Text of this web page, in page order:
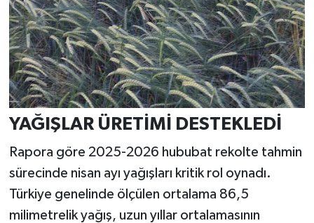
YAĞIŞLAR ÜRETİMİ DESTEKLEDİ
Rapora göre 2025-2026 hububat rekolte tahmin
sürecinde nisan ayı yağışları kritik rol oynadı.
Türkiye genelinde ölçülen ortalama 86,5
milimetrelik yağış, uzun yıllar ortalamasının